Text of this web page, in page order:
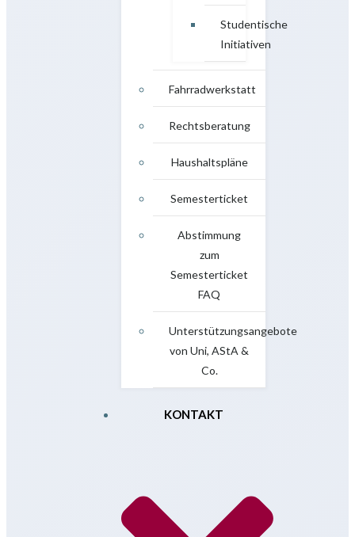
Studentische
Initiativen
Fahrradwerkstatt
Rechtsberatung
Haushaltspläne
Semesterticket
Abstimmung
zum
Semesterticket
FAQ
Unterstützungsangebote
von Uni, AStA &
Co.
KONTAKT